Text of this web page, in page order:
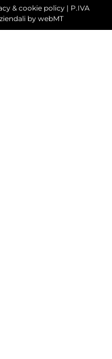
& cookie policy| P.IVA
by webMT